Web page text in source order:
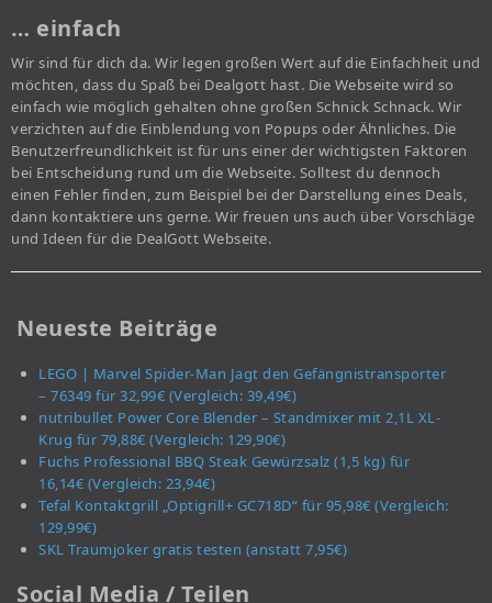
… einfach
Wir sind für dich da. Wir legen großen Wert auf die Einfachheit und
möchten, dass du Spaß bei Dealgott hast. Die Webseite wird so
einfach wie möglich gehalten ohne großen Schnick Schnack. Wir
verzichten auf die Einblendung von Popups oder Ähnliches. Die
Benutzerfreundlichkeit ist für uns einer der wichtigsten Faktoren
bei Entscheidung rund um die Webseite. Solltest du dennoch
einen Fehler finden, zum Beispiel bei der Darstellung eines Deals,
dann kontaktiere uns gerne. Wir freuen uns auch über Vorschläge
und Ideen für die DealGott Webseite.
Neueste Beiträge
LEGO | Marvel Spider-Man Jagt den Gefängnistransporter
– 76349 für 32,99€ (Vergleich: 39,49€)
nutribullet Power Core Blender – Standmixer mit 2,1L XL-
Krug für 79,88€ (Vergleich: 129,90€)
Fuchs Professional BBQ Steak Gewürzsalz (1,5 kg) für
16,14€ (Vergleich: 23,94€)
Tefal Kontaktgrill „Optigrill+ GC718D“ für 95,98€ (Vergleich:
129,99€)
SKL Traumjoker gratis testen (anstatt 7,95€)
Social Media / Teilen